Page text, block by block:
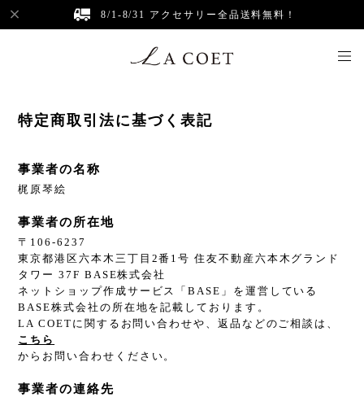
8/1-8/31 アクセサリー全品送料無料！
特定商取引法に基づく表記
事業者の名称
梶原琴絵
事業者の所在地
〒106-6237
東京都港区六本木三丁目2番1号 住友不動産六本木グランド
タワー 37F BASE株式会社
ネットショップ作成サービス「BASE」を運営している
BASE株式会社の所在地を記載しております。
LA COETに関するお問い合わせや、返品などのご相談は、
こちら
からお問い合わせください。
事業者の連絡先